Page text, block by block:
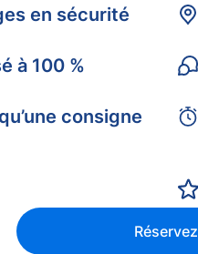
en sécurité
à 100 %
consigne
Réservez